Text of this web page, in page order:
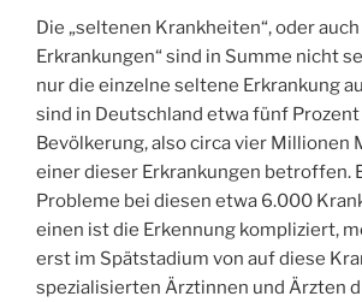
Die „seltenen Krankheiten“, oder
Erkrankungen“ sind in Summe nicht
nur die einzelne seltene Erkrankung
sind in Deutschland etwa fünf
Bevölkerung, also circa vier Millionen
einer dieser Erkrankungen betroffen.
Probleme bei diesen etwa 6.000
einen ist die Erkennung kompliziert,
erst im Spätstadium von auf diese
spezialisierten Ärztinnen und Ärzten